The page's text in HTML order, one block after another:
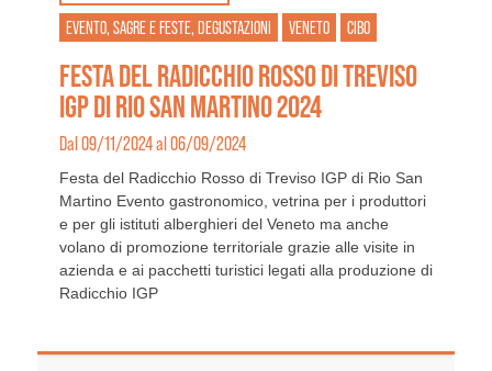
EVENTO, SAGRE E FESTE, DEGUSTAZIONI
VENETO CIBO
FESTA DEL RADICCHIO ROSSO DI TREVISO
IGP DI RIO SAN MARTINO 2024
Dal 09/11/2024 al 06/09/2024
Festa del Radicchio Rosso di Treviso IGP di Rio San
Martino Evento gastronomico, vetrina per i produttori
e per gli istituti alberghieri del Veneto ma anche
volano di promozione territoriale grazie alle visite in
azienda e ai pacchetti turistici legati alla produzione di
Radicchio IGP